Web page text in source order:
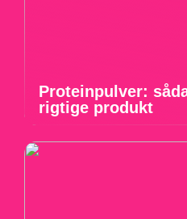
Proteinpulver:
rigtige produkt